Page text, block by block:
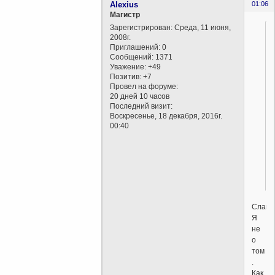
01:06
Alexius
Магистр
Зарегистрирован: Среда, 11 июня,
2008г.
Приглашений: 0
Сообщений: 1371
Уважение: +49
Позитив: +7
Провел на форуме:
20 дней 10 часов
Последний визит:
Воскресенье, 18 декабря, 2016г.
00:40
Слава.
Я
не
о
том
.
Как